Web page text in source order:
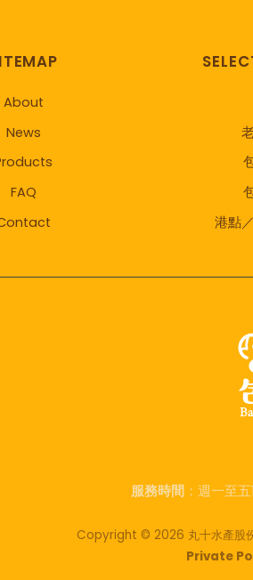
About
News
FAQ
港點
服務時間：週一至
Copyright © 2026 丸十水產股
Private